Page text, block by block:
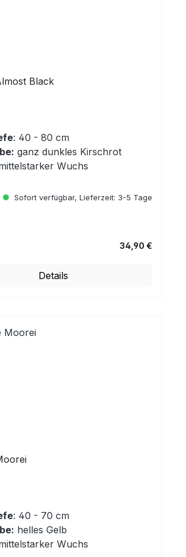
Black
: 40 - 80 cm
ganz dunkles Kirschrot
Wuchs
Sofort verfügbar, Lieferzeit: 3-5 Tage
34,90 €
Details
: 40 - 70 cm
helles Gelb
Wuchs